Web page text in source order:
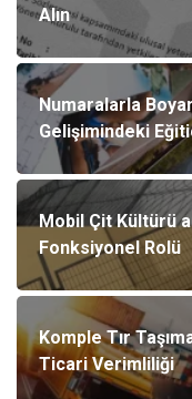
Alın
Numaralarla
Gelişimindeki
Mobil Çit Kültürü
Fonksiyonel Rolü
Komple Tır
Ticari Verimliliği